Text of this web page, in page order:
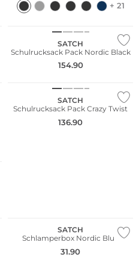
+ 21
Nachhaltig
SATCH
Schulrucksack Pack Nordic Black
154.90
SATCH
Schulrucksack Pack Crazy Twist
136.90
SATCH
Schlamperbox Nordic Blue
31.90